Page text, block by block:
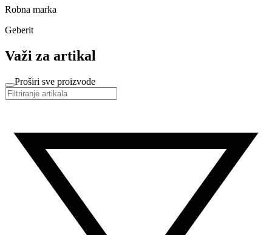
Robna marka
Geberit
Važi za artikal
Proširi sve proizvode